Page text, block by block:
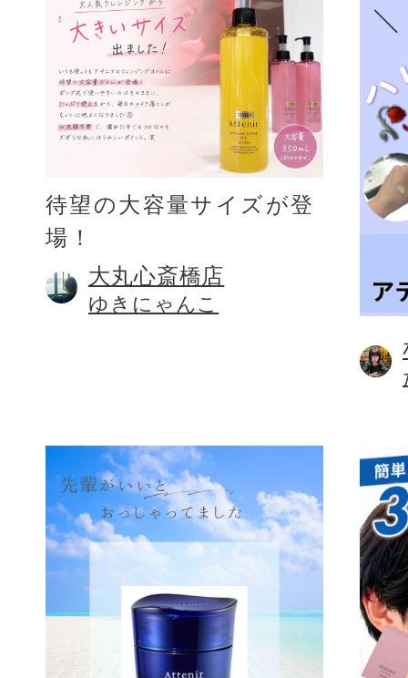
待望の大容量サイズが登
場！
大丸心斎橋店
ゆきにゃんこ